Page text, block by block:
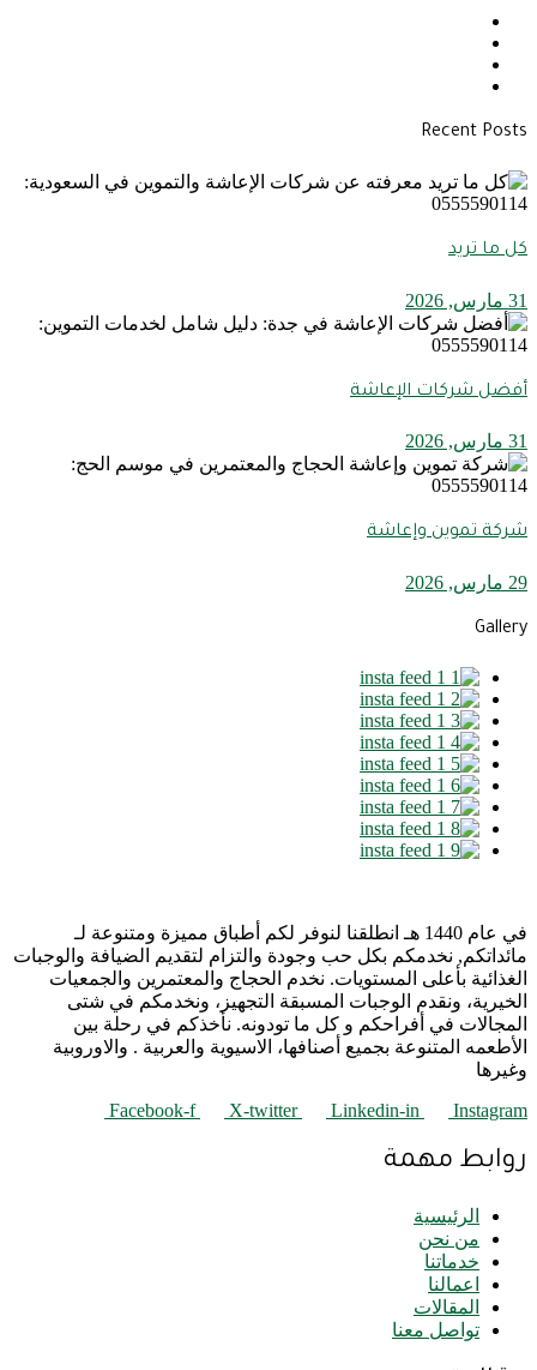
Recent Posts
كل ما تريد
31 مارس, 2026
أفضل شركات الإعاشة
31 مارس, 2026
شركة تموين وإعاشة
29 مارس, 2026
Gallery
في عام 1440 هـ انطلقنا لنوفر لكم أطباق مميزة ومتنوعة لـ
مائداتكم, نخدمكم بكل حب وجودة والتزام لتقديم الضيافة والوجبات
الغذائية بأعلى المستويات. نخدم الحجاج والمعتمرين والجمعيات
الخيرية، ونقدم الوجبات المسبقة التجهيز، ونخدمكم في شتى
المجالات في أفراحكم و كل ما تودونه. نأخذكم في رحلة بين
الأطعمه المتنوعة بجميع أصنافها، الاسيوية والعربية . والاوروبية
وغيرها
Facebook-f
X-twitter Linkedin-in Instagram
روابط مهمة
الرئيسية
من نحن
خدماتنا
اعمالنا
المقالات
تواصل معنا